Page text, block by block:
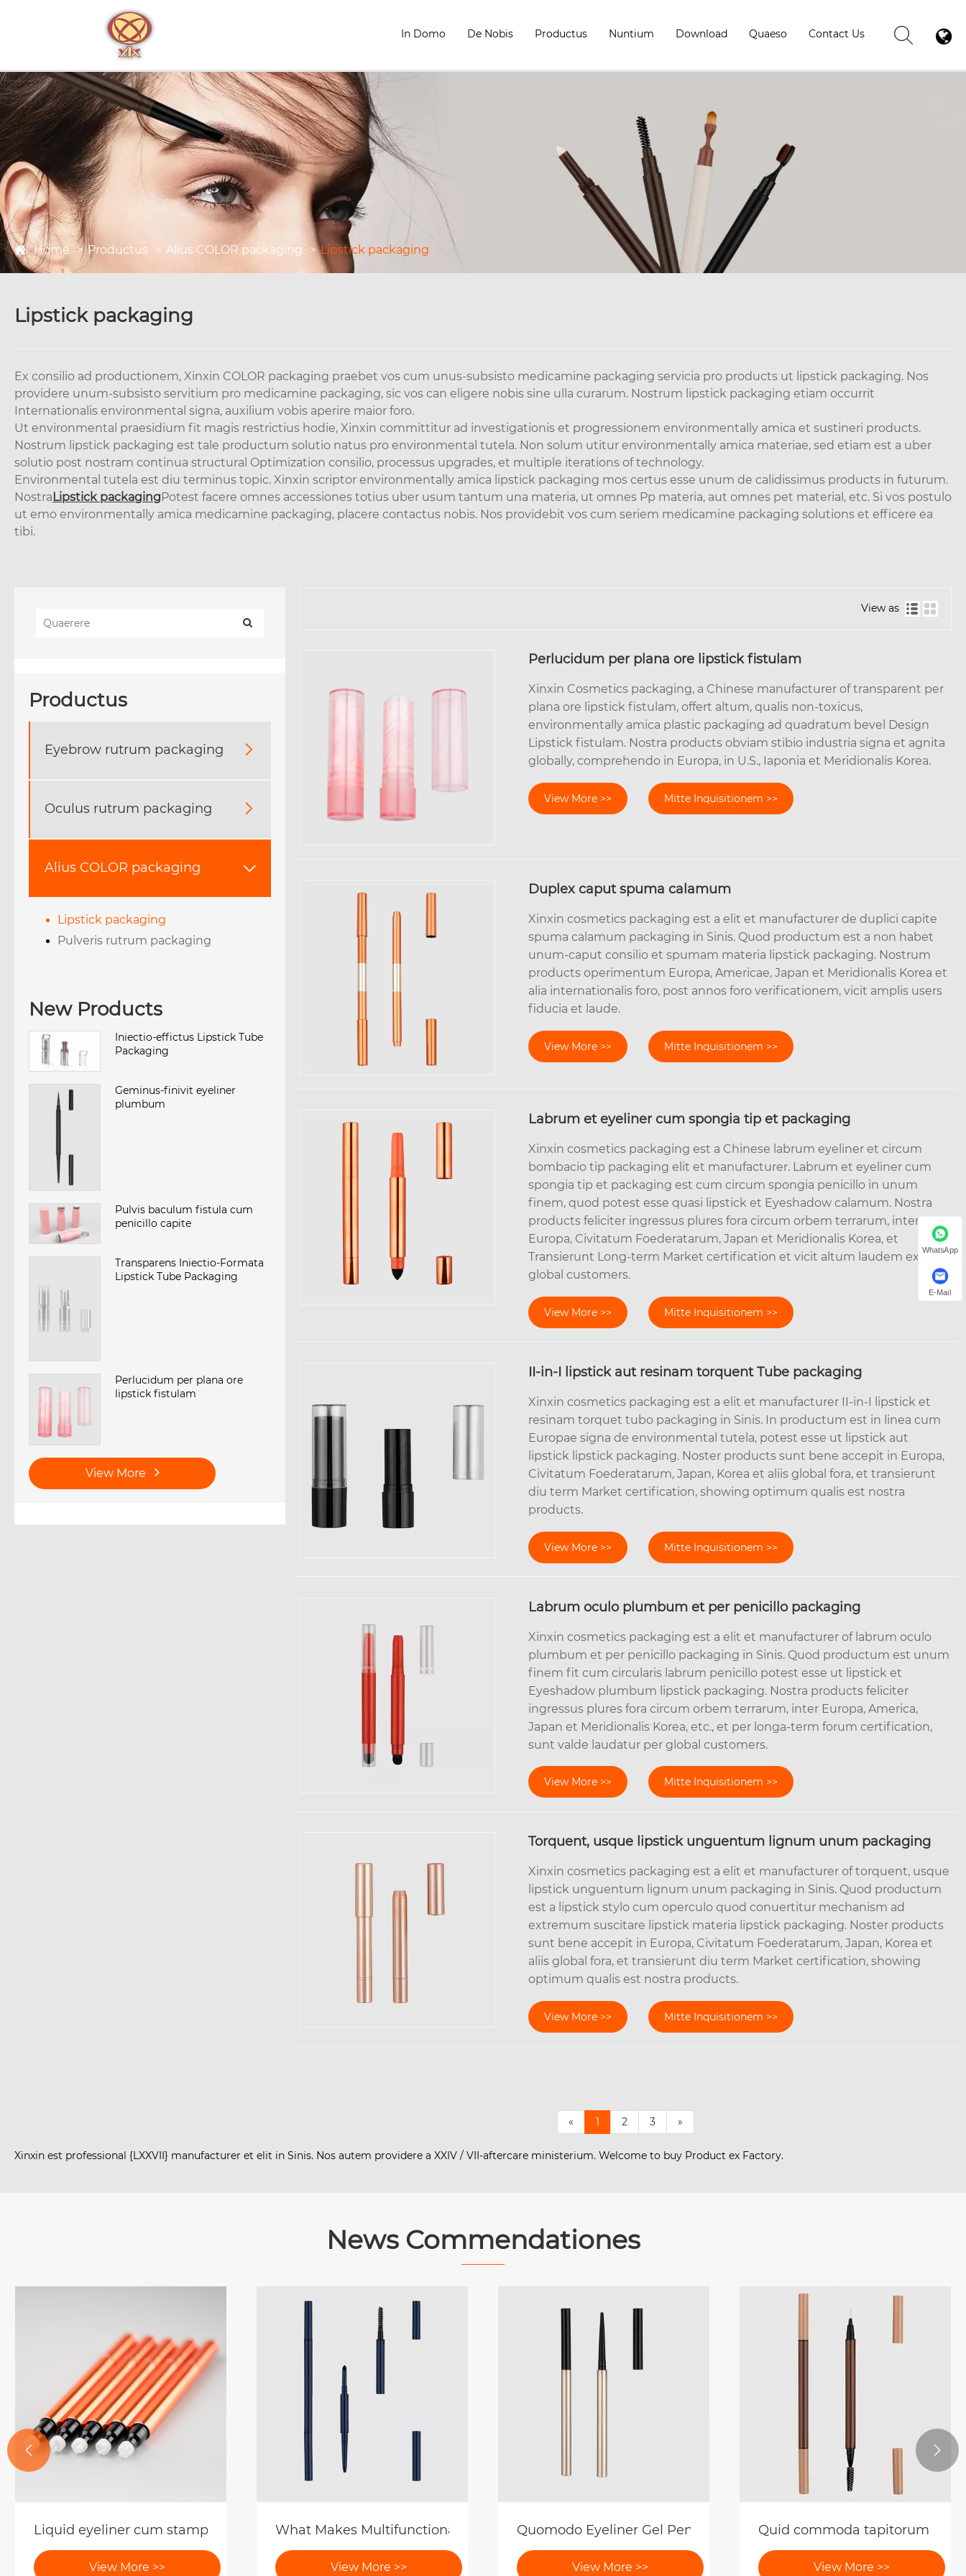
In Domo De Nobis Productus Nuntium Download Quaeso Contact Us
Home Productus Alius COLOR packaging Lipstick packaging
Lipstick packaging
Ex consilio ad productionem, Xinxin COLOR packaging praebet vos cum unus-subsisto medicamine packaging servicia pro products ut lipstick packaging. Nos
providere unum-subsisto servitium pro medicamine packaging, sic vos can eligere nobis sine ulla curarum. Nostrum lipstick packaging etiam occurrit
Internationalis environmental signa, auxilium vobis aperire maior foro.
Ut environmental praesidium fit magis restrictius hodie, Xinxin committitur ad investigationis et progressionem environmentally amica et sustineri products.
Nostrum lipstick packaging est tale productum solutio natus pro environmental tutela. Non solum utitur environmentally amica materiae, sed etiam est a uber
solutio post nostram continua structural Optimization consilio, processus upgrades, et multiple iterations of technology.
Environmental tutela est diu terminus topic. Xinxin scriptor environmentally amica lipstick packaging mos certus esse unum de calidissimus products in futurum.
Nostra Lipstick packaging Potest facere omnes accessiones totius uber usum tantum una materia, ut omnes Pp materia, aut omnes pet material, etc. Si vos postulo
ut emo environmentally amica medicamine packaging, placere contactus nobis. Nos providebit vos cum seriem medicamine packaging solutions et efficere ea
tibi.
Productus
Eyebrow rutrum packaging 
Oculus rutrum packaging 
Alius COLOR packaging 
Lipstick packaging
Pulveris rutrum packaging
New Products
Iniectio-effictus Lipstick Tube
Packaging
Geminus-finivit eyeliner
plumbum
Pulvis baculum fistula cum
penicillo capite
Transparens Iniectio-Formata
Lipstick Tube Packaging
Perlucidum per plana ore
lipstick fistulam
View More
View as
Perlucidum per plana ore lipstick fistulam
Xinxin Cosmetics packaging, a Chinese manufacturer of transparent per
plana ore lipstick fistulam, offert altum, qualis non-toxicus,
environmentally amica plastic packaging ad quadratum bevel Design
Lipstick fistulam. Nostra products obviam stibio industria signa et agnita
globally, comprehendo in Europa, in U.S., Iaponia et Meridionalis Korea.
View More >> Mitte Inquisitionem >>
Duplex caput spuma calamum
Xinxin cosmetics packaging est a elit et manufacturer de duplici capite
spuma calamum packaging in Sinis. Quod productum est a non habet
unum-caput consilio et spumam materia lipstick packaging. Nostrum
products operimentum Europa, Americae, Japan et Meridionalis Korea et
alia internationalis foro, post annos foro verificationem, vicit amplis users
fiducia et laude.
View More >> Mitte Inquisitionem >>
Labrum et eyeliner cum spongia tip et packaging
Xinxin cosmetics packaging est a Chinese labrum eyeliner et circum
bombacio tip packaging elit et manufacturer. Labrum et eyeliner cum
spongia tip et packaging est cum circum spongia penicillo in unum
finem, quod potest esse quasi lipstick et Eyeshadow calamum. Nostra
products feliciter ingressus plures fora circum orbem terrarum, inter
Europa, Civitatum Foederatarum, Japan et Meridionalis Korea, et
Transierunt Long-term Market certification et vicit altum laudem ex
global customers.
View More >> Mitte Inquisitionem >>
II-in-I lipstick aut resinam torquent Tube packaging
Xinxin cosmetics packaging est a elit et manufacturer II-in-I lipstick et
resinam torquet tubo packaging in Sinis. In productum est in linea cum
Europae signa de environmental tutela, potest esse ut lipstick aut
lipstick lipstick packaging. Noster products sunt bene accepit in Europa,
Civitatum Foederatarum, Japan, Korea et aliis global fora, et transierunt
diu term Market certification, showing optimum qualis est nostra
products.
View More >> Mitte Inquisitionem >>
Labrum oculo plumbum et per penicillo packaging
Xinxin cosmetics packaging est a elit et manufacturer of labrum oculo
plumbum et per penicillo packaging in Sinis. Quod productum est unum
finem fit cum circularis labrum penicillo potest esse ut lipstick et
Eyeshadow plumbum lipstick packaging. Nostra products feliciter
ingressus plures fora circum orbem terrarum, inter Europa, America,
Japan et Meridionalis Korea, etc., et per longa-term forum certification,
sunt valde laudatur per global customers.
View More >> Mitte Inquisitionem >>
Torquent, usque lipstick unguentum lignum unum packaging
Xinxin cosmetics packaging est a elit et manufacturer of torquent, usque
lipstick unguentum lignum unum packaging in Sinis. Quod productum
est a lipstick stylo cum operculo quod conuertitur mechanism ad
extremum suscitare lipstick materia lipstick packaging. Noster products
sunt bene accepit in Europa, Civitatum Foederatarum, Japan, Korea et
aliis global fora, et transierunt diu term Market certification, showing
optimum qualis est nostra products.
View More >> Mitte Inquisitionem >>
« 1 2 3 »
Xinxin est professional {LXXVII} manufacturer et elit in Sinis. Nos autem providere a XXIV / VII-aftercare ministerium. Welcome to buy Product ex Factory.
News Commendationes
Non te liquor eyeliner elit habere multa detail exitibus?
View More >>
Ut ad miscere duplex-finita eyeliner cum supercilium penicillo ad consequi et pulchritudinem et
View More >>
Liquid eyeliner cum stamp packaging
View More >>
What Makes Multifunctional
View More >>
 
WhatsApp
E-Mail